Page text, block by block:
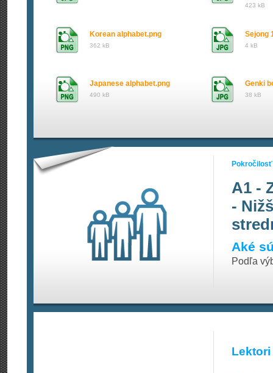
423 kB
Korean alphabet.png
362 kB
Sejong
4 kB
Japanese alphabet.png
490 kB
Genki
38 kB
A1 -
-
Aké
Podľa